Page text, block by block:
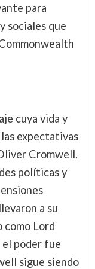
para
sociales que
cuya vida y
expectativas
Cromwell.
políticas y
a su
como Lord
poder fue
sigue siendo